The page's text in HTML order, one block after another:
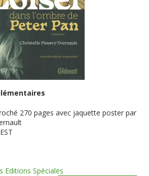
270 pages avec jaquette poster par
Editions Spéciales